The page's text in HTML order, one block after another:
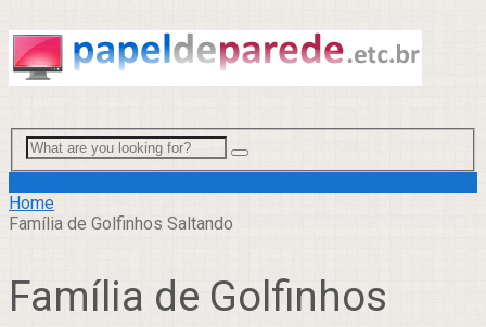
Home
Família de Golfinhos Saltando
Família de Golfinhos